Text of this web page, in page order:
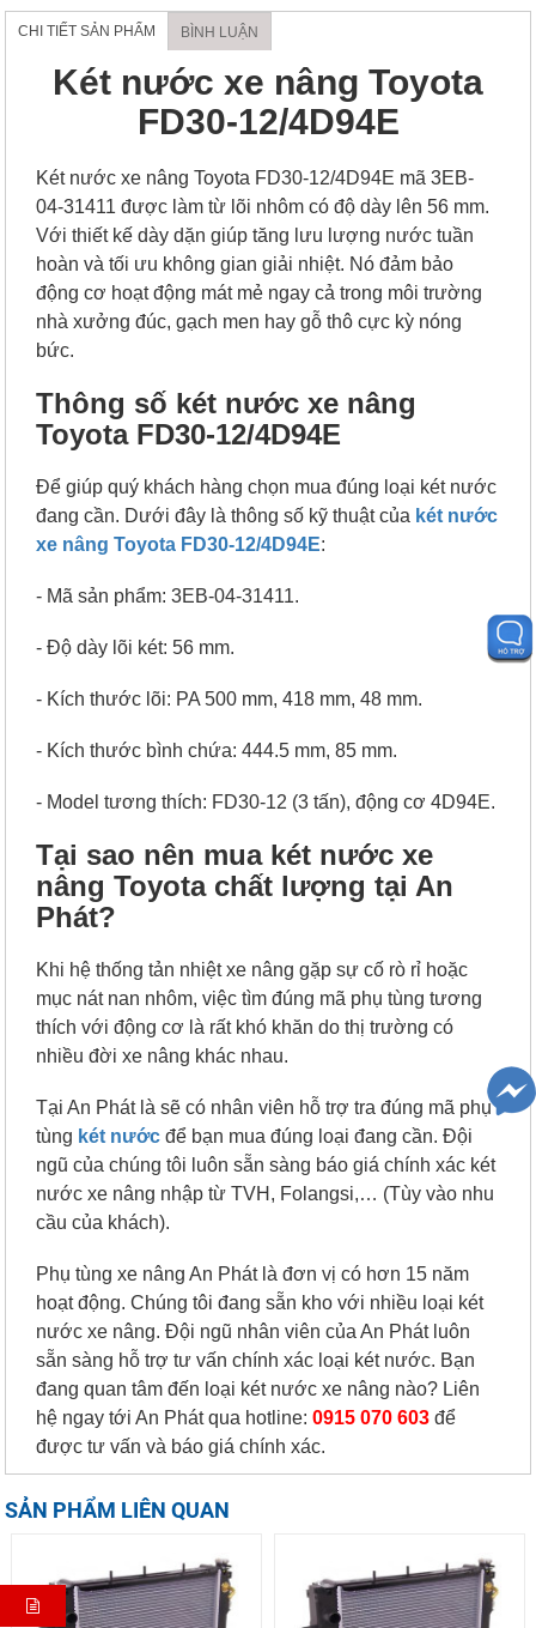
CHI TIẾT SẢN PHẨM BÌNH LUẬN
Két nước xe nâng Toyota
FD30-12/4D94E
Két nước xe nâng Toyota FD30-12/4D94E mã 3EB-
04-31411 được làm từ lõi nhôm có độ dày lên 56 mm.
Với thiết kế dày dặn giúp tăng lưu lượng nước tuần
hoàn và tối ưu không gian giải nhiệt. Nó đảm bảo
động cơ hoạt động mát mẻ ngay cả trong môi trường
nhà xưởng đúc, gạch men hay gỗ thô cực kỳ nóng
bức.
Thông số két nước xe nâng
Toyota FD30-12/4D94E
Để giúp quý khách hàng chọn mua đúng loại két nước
đang cần. Dưới đây là thông số kỹ thuật của két nước
xe nâng Toyota FD30-12/4D94E:
- Mã sản phẩm: 3EB-04-31411.
- Độ dày lõi két: 56 mm.
- Kích thước lõi: PA 500 mm, 418 mm, 48 mm.
- Kích thước bình chứa: 444.5 mm, 85 mm.
- Model tương thích: FD30-12 (3 tấn), động cơ 4D94E.
Tại sao nên mua két nước xe
nâng Toyota chất lượng tại An
Phát?
Khi hệ thống tản nhiệt xe nâng gặp sự cố rò rỉ hoặc
mục nát nan nhôm, việc tìm đúng mã phụ tùng tương
thích với động cơ là rất khó khăn do thị trường có
nhiều đời xe nâng khác nhau.
Tại An Phát là sẽ có nhân viên hỗ trợ tra đúng mã phụ
tùng két nước để bạn mua đúng loại đang cần. Đội
ngũ của chúng tôi luôn sẵn sàng báo giá chính xác két
nước xe nâng nhập từ TVH, Folangsi,… (Tùy vào nhu
cầu của khách).
Phụ tùng xe nâng An Phát là đơn vị có hơn 15 năm
hoạt động. Chúng tôi đang sẵn kho với nhiều loại két
nước xe nâng. Đội ngũ nhân viên của An Phát luôn
sẵn sàng hỗ trợ tư vấn chính xác loại két nước. Bạn
đang quan tâm đến loại két nước xe nâng nào? Liên
hệ ngay tới An Phát qua hotline:0915 070 603 để
được tư vấn và báo giá chính xác.
SẢN PHẨM LIÊN QUAN